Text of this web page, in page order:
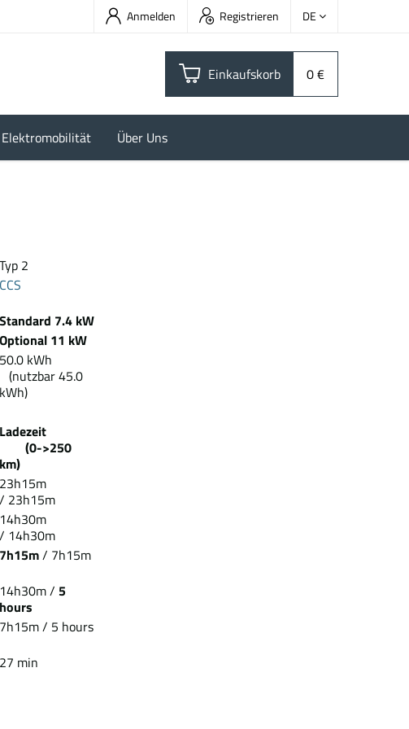
Anmelden Registrieren DE
Einkaufskorb 0 €
Über Uns
Typ 2
CCS
Standard 7.4 kW
Optional 11 kW
50.0 kWh
(nutzbar 45.0
kWh)
Ladezeit
(0->250
km)
23h15m
/ 23h15m
14h30m
/ 14h30m
7h15m/ 7h15m
14h30m / 5
hours
7h15m / 5 hours
27 min